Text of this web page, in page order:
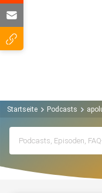
Startseite Podcasts